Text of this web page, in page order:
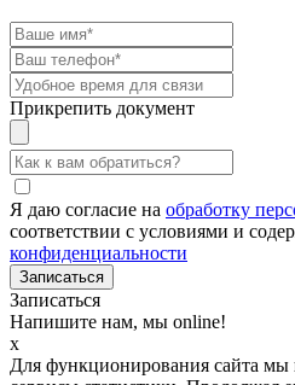
Прикрепить документ
Я даю согласие на обработку
соответствии с условиями и
конфиденциальности
Записаться
Напишите нам, мы online!
x
Для функционирования сайта